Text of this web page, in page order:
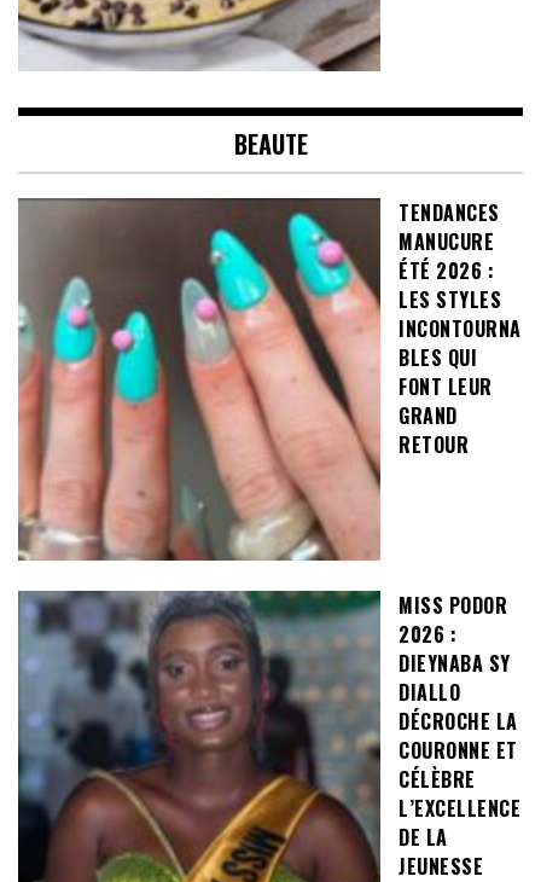
BEAUTE
TENDANCES
MANUCURE
ÉTÉ 2026 :
LES STYLES
INCONTOURNA
BLES QUI
FONT LEUR
GRAND
RETOUR
MISS PODOR
2026 :
DIEYNABA SY
DIALLO
DÉCROCHE LA
COURONNE ET
CÉLÈBRE
L’EXCELLENCE
DE LA
JEUNESSE